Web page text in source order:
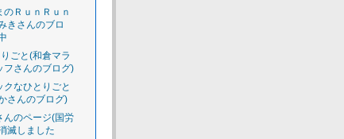
のＲｕｎＲｕｎ
きさんのブロ
ごと(和倉マラ
フさんのブログ)
クなひとりごと
さんのブログ)
んのページ(国労
滅しました